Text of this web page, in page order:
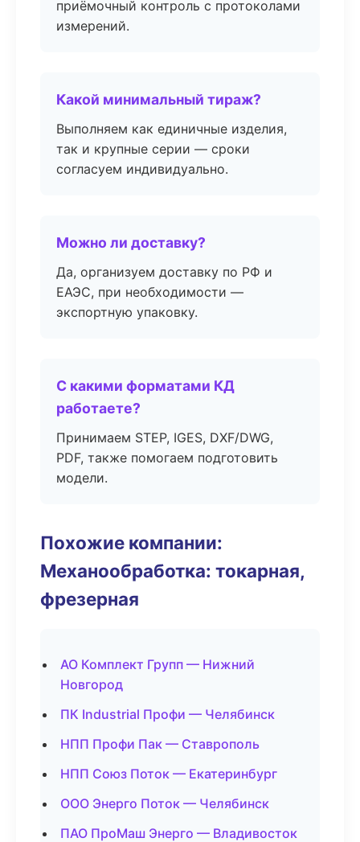
приёмочный контроль с протоколами
измерений.
Какой минимальный тираж?
Выполняем как единичные изделия,
так и крупные серии — сроки
согласуем индивидуально.
Можно ли доставку?
Да, организуем доставку по РФ и
ЕАЭС, при необходимости —
экспортную упаковку.
С какими форматами КД
работаете?
Принимаем STEP, IGES, DXF/DWG,
PDF, также помогаем подготовить
модели.
Похожие компании:
Механообработка: токарная,
фрезерная
АО Комплект Групп — Нижний
Новгород
ПК Industrial Профи — Челябинск
НПП Профи Пак — Ставрополь
НПП Союз Поток — Екатеринбург
ООО Энерго Поток — Челябинск
ПАО ПроМаш Энерго — Владивосток